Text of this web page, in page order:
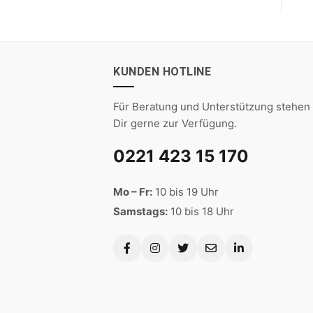
KUNDEN HOTLINE
Für Beratung und Unterstützung
Dir gerne zur Verfügung.
0221 423 15 170
Mo – Fr: 10 bis 19 Uhr
Samstags: 10 bis 18 Uhr